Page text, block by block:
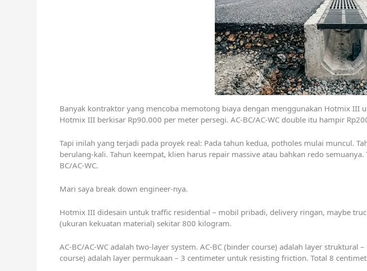
Banyak kontraktor yang mencoba memotong biaya dengan menggunakan Hotmix III
Hotmix III berkisar Rp90.000 per meter persegi. AC-BC/AC-WC double itu hampir
Tapi inilah yang terjadi pada proyek real: Pada tahun kedua, potholes mulai muncul.
berulang-kali. Tahun keempat, klien harus repair massive atau bahkan redo
BC/AC-WC.
Mari saya break down engineer-nya.
Hotmix III didesain untuk traffic residential – mobil pribadi, delivery ringan, maybe
(ukuran kekuatan material) sekitar 800 kilogram.
AC-BC/AC-WC adalah two-layer system. AC-BC (binder course) adalah layer
course) adalah layer permukaan – 3 centimeter untuk resisting friction. Total 8